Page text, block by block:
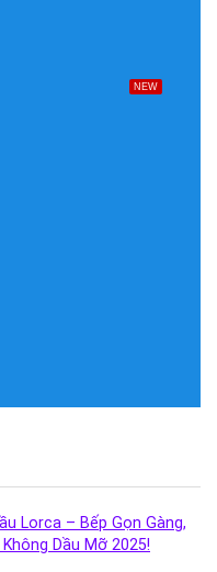
NEW
Lorca – Bếp Gọn Gàng,
Dầu Mỡ 2025!